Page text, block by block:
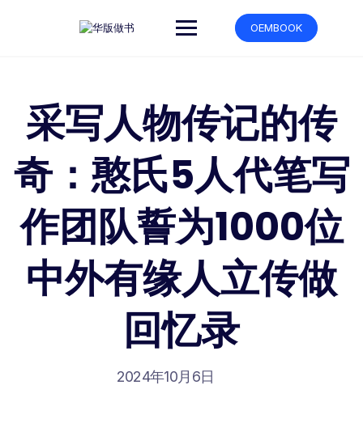
OEMBOOK
采写人物传记的传
奇：憨氏5人代笔写
作团队誓为1000位
中外有缘人立传做
回忆录
2024年10月6日